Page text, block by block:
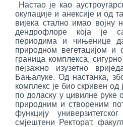
Настао је као
окупације и анексије и од
вијека стално имао војну
дендрофлоре која је
периодима и чињенице
природном вегетацијом и
граница комплекса,
пејзажно изузетно
Бањалуке. Од настанка,
комплекс је био скривен од
по доласку у цивилне руке
природним и створеним
функцију
смјештени Ректорат,